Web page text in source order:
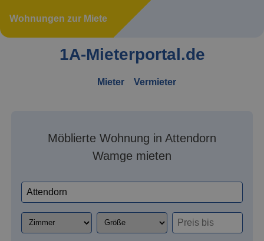
Wohnungen zur Miete
1A-Mieterportal.de
Mieter Vermieter
Möblierte Wohnung in Attendorn
Wamge mieten